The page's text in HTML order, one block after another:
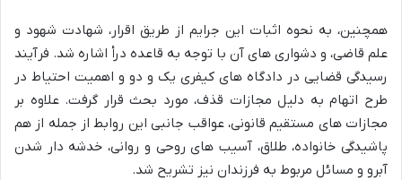
همچنین، به نحوه اثبات این جرایم از طریق اقرار، شهادت شهود و
علم قاضی، و دشواری های آن با توجه به قاعده درأ اشاره شد. فرآیند
رسیدگی قضایی در دادگاه های کیفری یک و دو و اهمیت احتیاط در
طرح اتهام به دلیل مجازات قذف، مورد بحث قرار گرفت. علاوه بر
مجازات های مستقیم قانونی، عواقب جانبی این روابط از جمله از هم
پاشیدگی خانواده، طلاق، آسیب های روحی و روانی، خدشه دار شدن
آبرو و مسائل مربوط به فرزندان نیز تشریح شد.